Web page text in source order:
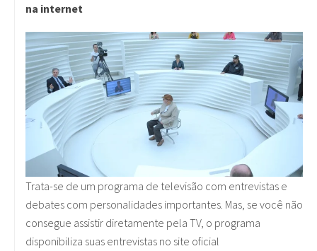
na internet
Trata-se de um programa de televisão com entrevistas e
debates com personalidades importantes. Mas, se você não
consegue assistir diretamente pela TV, o programa
disponibiliza suas entrevistas no site oficial